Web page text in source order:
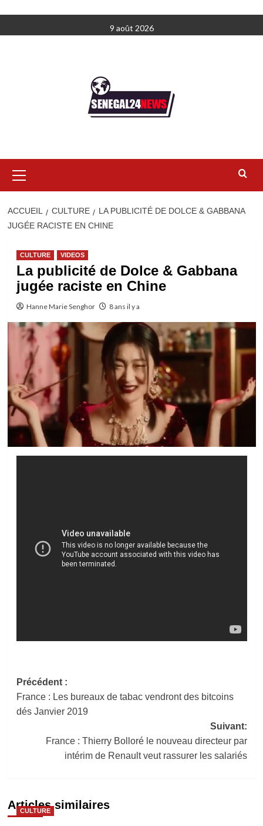
au
9 août 2026
principal
ACCUEIL CULTURE
LA PUBLICITÉ DE DOLCE & GABBANA
JUGÉE RACISTE EN CHINE
CULTURE VIDEOS
La publicité de Dolce & Gabbana
jugée raciste en Chine
Hanne Marie Senghor 8 ans il y a
Navigation
d’article
Précédent :
France : Les bureaux de tabac vendront des bitcoins
dés Janvier 2019
Suivant:
France : Thierry Bolloré le nouveau directeur par
intérim de Renault veut rassurer les salariés
Articles similaires
CULTURE